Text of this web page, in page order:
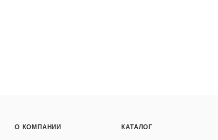
О КОМПАНИИ КАТАЛОГ